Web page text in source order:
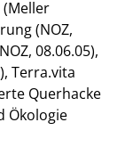
(Meller
(NOZ,
08.06.05),
Terra.vita
Querhacke
Ökologie